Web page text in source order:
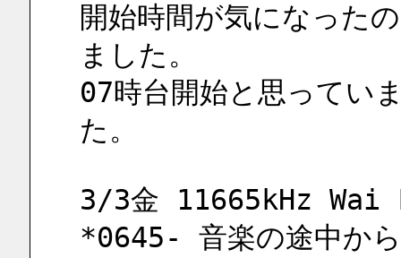
開始時間が気になった
ました。
07時台開始と思ってい
た。
3/3金 11665kHz Wai
*0645- 音楽の途中